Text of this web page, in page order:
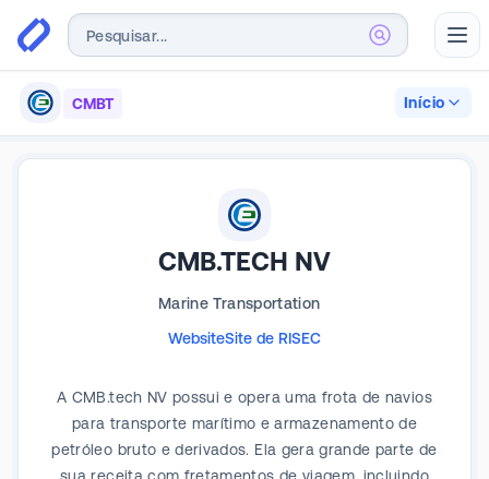
CMBT Início
CMB.TECH NV
Marine Transportation
WebsiteSite de RISEC
A CMB.tech NV possui e opera uma frota de navios
para transporte marítimo e armazenamento de
petróleo bruto e derivados. Ela gera grande parte de